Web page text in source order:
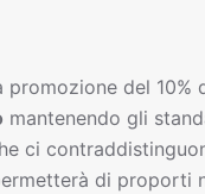
del 10%
mantenendo gli
ci
di proporti